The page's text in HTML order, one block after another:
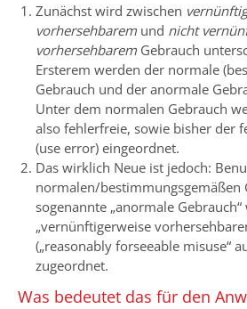
Zunächst wird zwischen
vorhersehbarem und nicht
vorhersehbarem Gebrauch
Ersterem werden der normale
Gebrauch und der anormale
Unter dem normalen Gebrauch
also fehlerfreie, sowie bisher der
(use error) eingeordnet.
Das wirklich Neue ist jedoch:
normalen/bestimmungsgemäßen
sogenannte „anormale
„vernünftigerweise
(„reasonably forseeable misuse“
zugeordnet.
Was bedeutet das für den